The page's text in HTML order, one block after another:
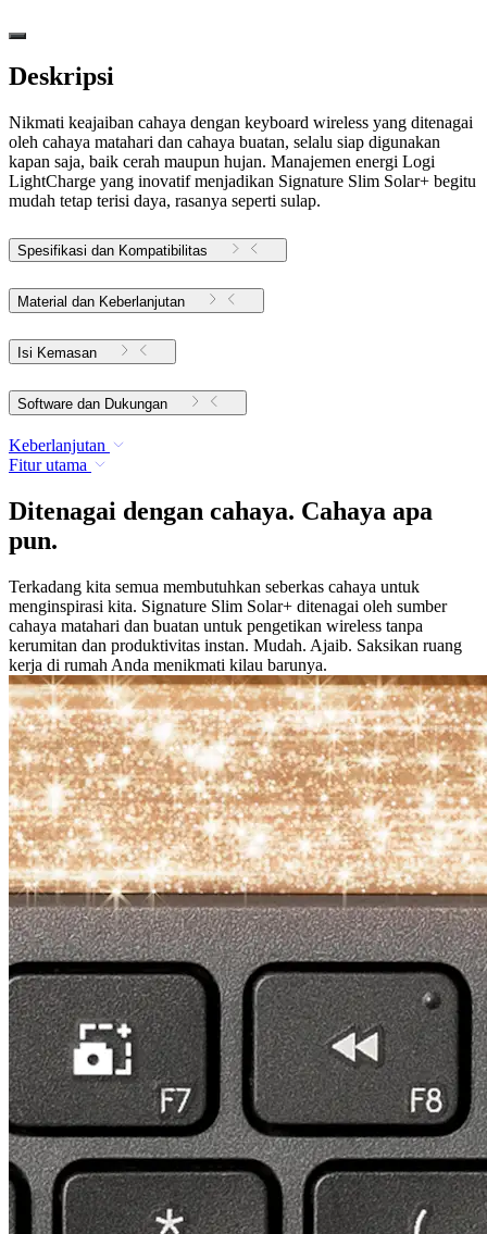
Deskripsi
Nikmati keajaiban cahaya dengan keyboard wireless yang ditenagai
oleh cahaya matahari dan cahaya buatan, selalu siap digunakan
kapan saja, baik cerah maupun hujan. Manajemen energi Logi
LightCharge yang inovatif menjadikan Signature Slim Solar+ begitu
mudah tetap terisi daya, rasanya seperti sulap.
Spesifikasi dan Kompatibilitas
Material dan Keberlanjutan
Isi Kemasan
Software dan Dukungan
Keberlanjutan
Fitur utama
Ditenagai dengan cahaya. Cahaya apa
pun.
Terkadang kita semua membutuhkan seberkas cahaya untuk
menginspirasi kita. Signature Slim Solar+ ditenagai oleh sumber
cahaya matahari dan buatan untuk pengetikan wireless tanpa
kerumitan dan produktivitas instan. Mudah. Ajaib. Saksikan ruang
kerja di rumah Anda menikmati kilau barunya.